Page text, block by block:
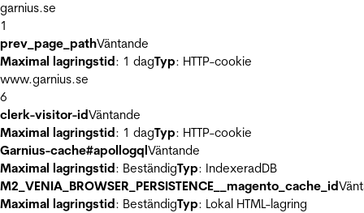
garnius.se
1
prev_page_pathVäntande
Maximal lagringstid: 1 dagTyp: HTTP-cookie
www.garnius.se
6
clerk-visitor-idVäntande
Maximal lagringstid: 1 dagTyp: HTTP-cookie
Garnius-cache#apollogqlVäntande
Maximal lagringstid: BeständigTyp: IndexeradDB
M2_VENIA_BROWSER_PERSISTENCE__magento_cache_id
Maximal lagringstid: BeständigTyp: Lokal HTML-lagring